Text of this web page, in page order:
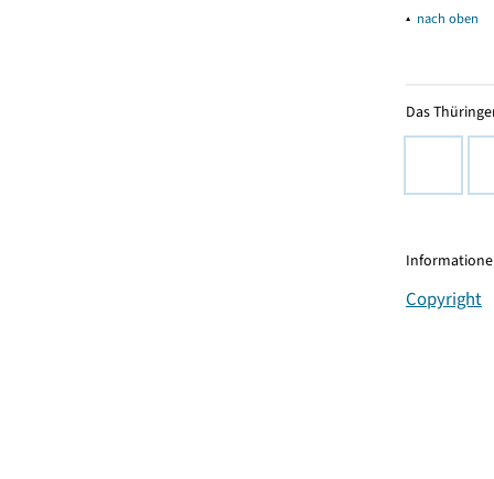
▴ nach oben
Das
Copyright